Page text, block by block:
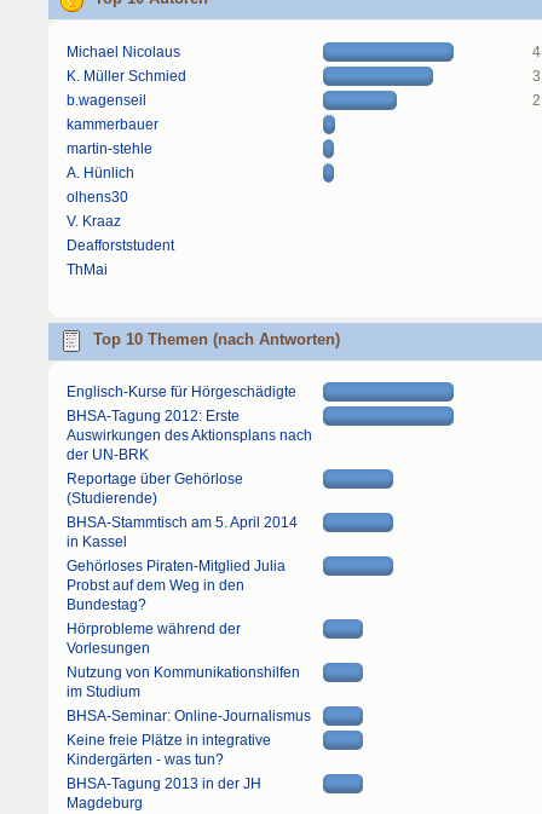
Michael Nicolaus
K. Müller Schmied
b.wagenseil
kammerbauer
martin-stehle
A. Hünlich
olhens30
V. Kraaz
Deafforststudent
ThMai
Top 10 Themen (nach Antworten)
Englisch-Kurse für Hörgeschädigte
BHSA-Tagung 2012: Erste
Auswirkungen des Aktionsplans nach
der UN-BRK
Reportage über Gehörlose
(Studierende)
BHSA-Stammtisch am 5. April 2014
in Kassel
Gehörloses Piraten-Mitglied Julia
Probst auf dem Weg in den
Bundestag?
Hörprobleme während der
Vorlesungen
Nutzung von Kommunikationshilfen
im Studium
BHSA-Seminar: Online-Journalismus
Keine freie Plätze in integrative
Kindergärten - was tun?
BHSA-Tagung 2013 in der JH
Magdeburg